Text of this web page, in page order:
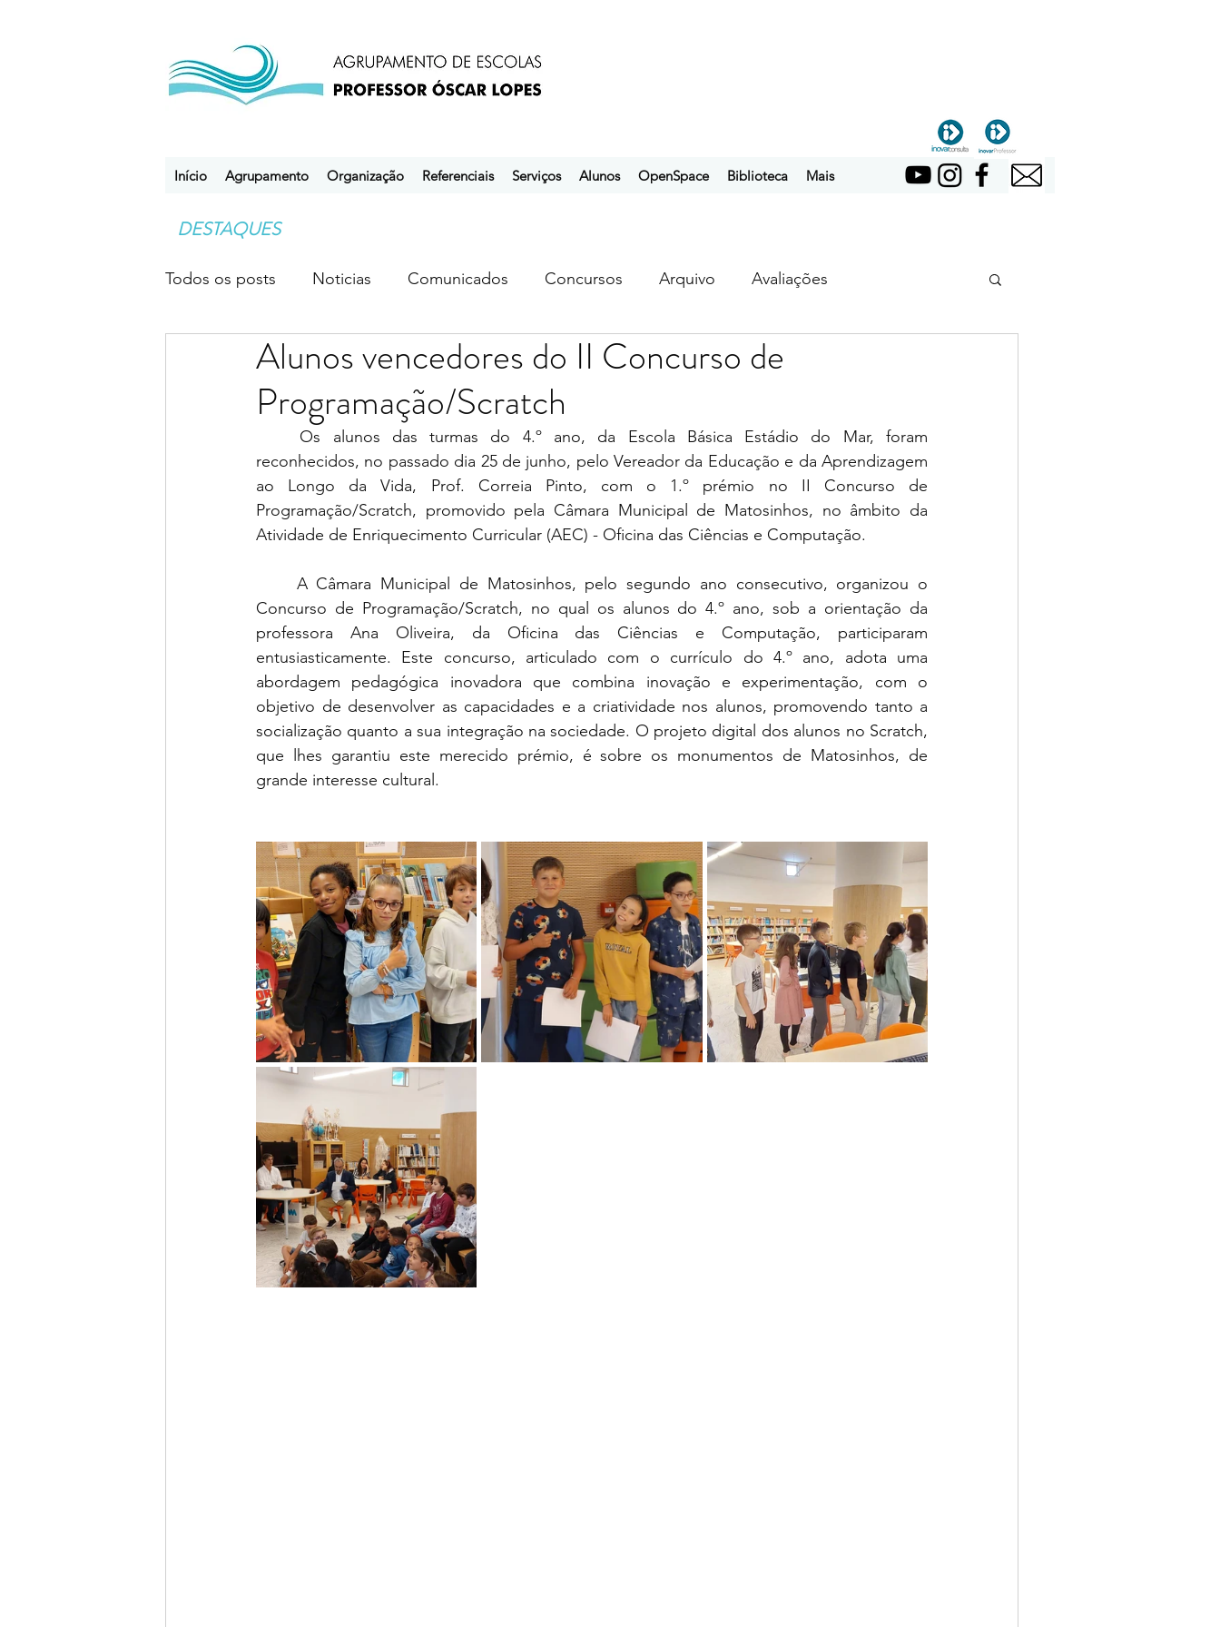
Início Agrupamento Organização Referenciais Serviços Alunos OpenSpace Biblioteca Mais
DESTAQUES
Todos os posts Noticias Comunicados Concursos Arquivo Avaliações
Desporto Escolar Clubes ebem ebpol ubuntu
Alunos vencedores do II Concurso de
Programação/Scratch
reconhecidos, no passado dia 25 de junho, pelo Vereador da Educação e da Aprendizagem
ao Longo da Vida, Prof. Correia Pinto, com o 1.º prémio no II Concurso de
Programação/Scratch, promovido pela Câmara Municipal de Matosinhos, no âmbito da
Atividade de Enriquecimento Curricular (AEC) - Oficina das Ciências e Computação.
Concurso de Programação/Scratch, no qual os alunos do 4.º ano, sob a orientação da
professora Ana Oliveira, da Oficina das Ciências e Computação, participaram
entusiasticamente. Este concurso, articulado com o currículo do 4.º ano, adota uma
abordagem pedagógica inovadora que combina inovação e experimentação, com o
objetivo de desenvolver as capacidades e a criatividade nos alunos, promovendo tanto a
socialização quanto a sua integração na sociedade. O projeto digital dos alunos no Scratch,
que lhes garantiu este merecido prémio, é sobre os monumentos de Matosinhos, de
grande interesse cultural.